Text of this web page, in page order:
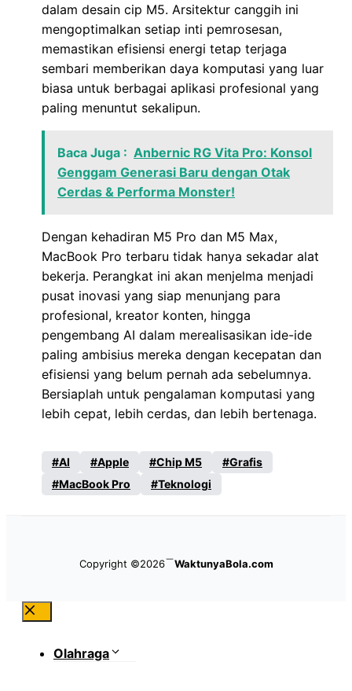
dalam desain cip M5. Arsitektur canggih ini
mengoptimalkan setiap inti pemrosesan,
memastikan efisiensi energi tetap terjaga
sembari memberikan daya komputasi yang luar
biasa untuk berbagai aplikasi profesional yang
paling menuntut sekalipun.
Baca Juga : Anbernic RG Vita Pro: Konsol
Genggam Generasi Baru dengan Otak
Cerdas & Performa Monster!
Dengan kehadiran M5 Pro dan M5 Max,
MacBook Pro terbaru tidak hanya sekadar alat
bekerja. Perangkat ini akan menjelma menjadi
pusat inovasi yang siap menunjang para
profesional, kreator konten, hingga
pengembang AI dalam merealisasikan ide-ide
paling ambisius mereka dengan kecepatan dan
efisiensi yang belum pernah ada sebelumnya.
Bersiaplah untuk pengalaman komputasi yang
lebih cepat, lebih cerdas, dan lebih bertenaga.
AI Apple Chip M5
Grafis
MacBook Pro
Teknologi
Copyright ©2026 WaktunyaBola.com
Close
Olahraga